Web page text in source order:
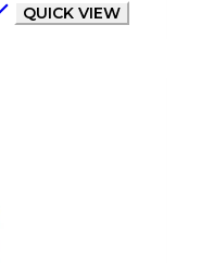
QUICK VIEW